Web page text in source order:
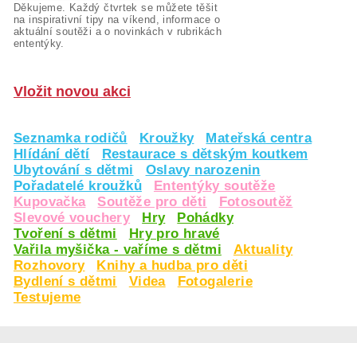
Děkujeme. Každý čtvrtek se můžete těšit
na inspirativní tipy na víkend, informace o
aktuální soutěži a o novinkách v rubrikách
ententýky.
Vložit novou akci
Seznamka rodičů Kroužky
Mateřská centra
Hlídání dětí
Restaurace s dětským koutkem
Ubytování s dětmi
Oslavy narozenin
Pořadatelé kroužků
Ententýky soutěže
Kupovačka
Soutěže pro děti
Fotosoutěž
Slevové vouchery
Hry
Pohádky
Tvoření s dětmi
Hry pro hravé
Vařila myšička - vaříme s dětmi
Aktuality
Rozhovory
Knihy a hudba pro děti
Bydlení s dětmi
Videa
Fotogalerie
Testujeme